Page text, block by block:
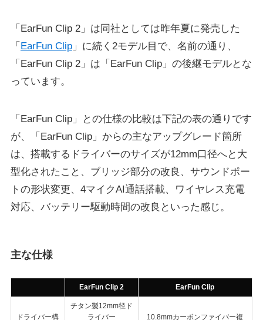
「EarFun Clip 2」は同社としては昨年夏に発売した
「 EarFun Clip」に続く2モデル目で、名前の通り、
「EarFun Clip 2」は「EarFun Clip」の後継モデルとな
っています。
「EarFun Clip」との仕様の比較は下記の表の通りです
が、「EarFun Clip」からの主なアップグレード箇所
は、搭載するドライバーのサイズが12mm口径へと大
型化されたこと、ブリッジ部分の改良、サウンドポー
トの形状変更、4マイクAI通話搭載、ワイヤレス充電
対応、バッテリー駆動時間の改良といった感じ。
主な仕様
EarFun Clip 2 EarFun Clip
ドライバー構
チタン製12mm径ド
ライバー
10.8mmカーボンファイバー複